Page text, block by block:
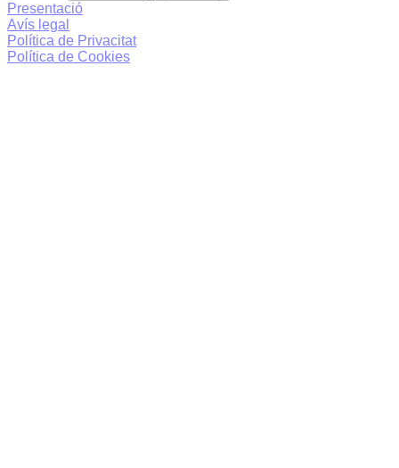
Presentació
Avís legal
Política de Privacitat
Política de Cookies